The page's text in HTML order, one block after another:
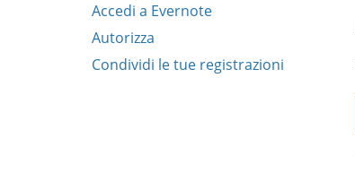
Accedi a Evernote
Autorizza
Condividi le tue registrazioni